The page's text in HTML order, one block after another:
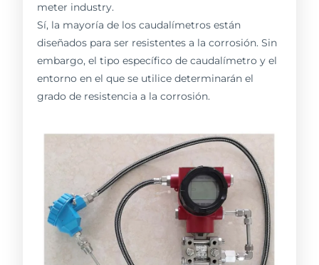
meter industry.
Sí, la mayoría de los caudalímetros están
diseñados para ser resistentes a la corrosión. Sin
embargo, el tipo específico de caudalímetro y el
entorno en el que se utilice determinarán el
grado de resistencia a la corrosión.